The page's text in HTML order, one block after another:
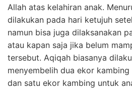
Allah atas kelahiran anak.
dilakukan pada hari ketujuh
namun bisa juga dilaksanakan
atau kapan saja jika belum
tersebut. Aqiqah biasanya
menyembelih dua ekor
dan satu ekor kambing untuk